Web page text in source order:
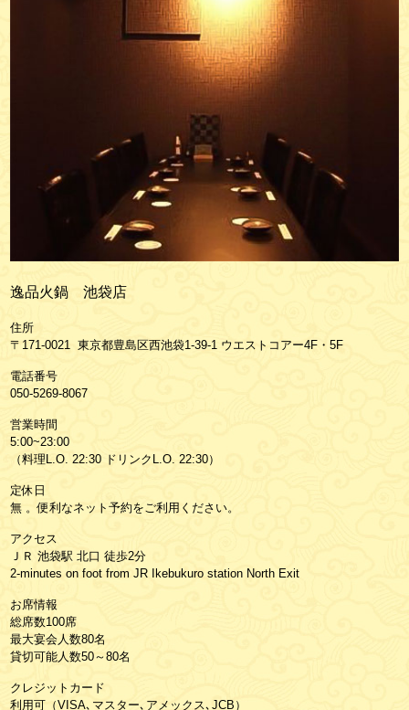
逸品火鍋 池袋店
住所
〒171-0021 東京都豊島区西池袋1-39-1 ウエストコアー4F・5F
電話番号
050-5269-8067
営業時間
5:00~23:00
（料理L.O. 22:30 ドリンクL.O. 22:30）
定休日
無 。便利なネット予約をご利用ください。
アクセス
ＪＲ 池袋駅 北口 徒歩2分
2-minutes on foot from JR Ikebukuro station North Exit
お席情報
総席数100席
最大宴会人数80名
貸切可能人数50～80名
クレジットカード
利用可（VISA､マスター､アメックス､JCB）